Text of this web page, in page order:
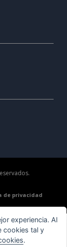
de privacidad
experiencia. Al
cookies tal y
.